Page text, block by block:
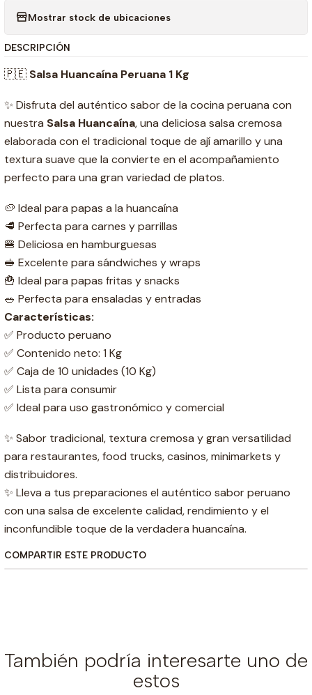
Mostrar stock de ubicaciones
DESCRIPCIÓN
🇵🇪 Salsa Huancaína Peruana 1 Kg
✨ Disfruta del auténtico sabor de la cocina peruana con
nuestra Salsa Huancaína, una deliciosa salsa cremosa
elaborada con el tradicional toque de ají amarillo y una
textura suave que la convierte en el acompañamiento
perfecto para una gran variedad de platos.
🥔 Ideal para papas a la huancaína
🥩 Perfecta para carnes y parrillas
🍔 Deliciosa en hamburguesas
🥪 Excelente para sándwiches y wraps
🍟 Ideal para papas fritas y snacks
🥗 Perfecta para ensaladas y entradas
Características:
✅ Producto peruano
✅ Contenido neto: 1 Kg
✅ Caja de 10 unidades (10 Kg)
✅ Lista para consumir
✅ Ideal para uso gastronómico y comercial
✨ Sabor tradicional, textura cremosa y gran versatilidad
para restaurantes, food trucks, casinos, minimarkets y
distribuidores.
✨ Lleva a tus preparaciones el auténtico sabor peruano
con una salsa de excelente calidad, rendimiento y el
inconfundible toque de la verdadera huancaína.
COMPARTIR ESTE PRODUCTO
También podría interesarte uno de
estos